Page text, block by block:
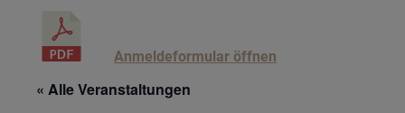
Anmeldeformular öffnen
« Alle Veranstaltungen